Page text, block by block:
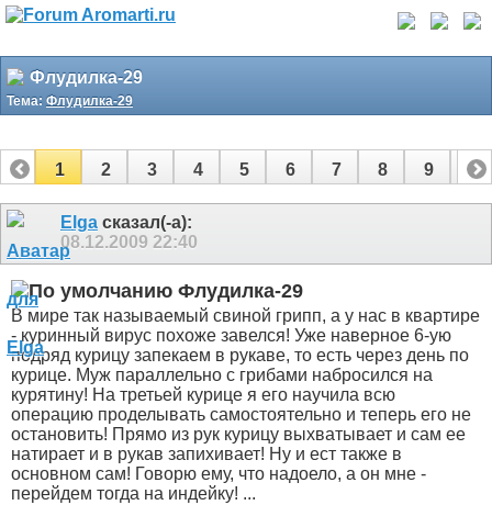
Флудилка-29
Тема: Флудилка-29
1 2 3 4 5 6 7 8 9 10
11Elga сказал(-а):
08.12.2009 22:40
Флудилка-29
В мире так называемый свиной грипп, а у нас в квартире
- куринный вирус похоже завелся! Уже наверное 6-ую
подряд курицу запекаем в рукаве, то есть через день по
курице. Муж параллельно с грибами набросился на
курятину! На третьей курице я его научила всю
операцию проделывать самостоятельно и теперь его не
остановить! Прямо из рук курицу выхватывает и сам ее
натирает и в рукав запихивает! Ну и ест также в
основном сам! Говорю ему, что надоело, а он мне -
перейдем тогда на индейку! ...